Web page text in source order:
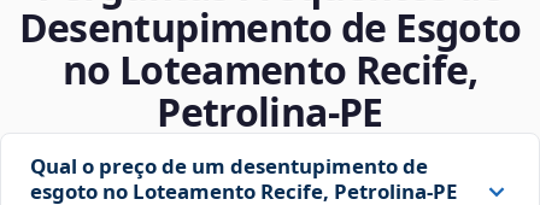
Desentupimento de Esgoto
no Loteamento Recife,
Petrolina‑PE
Qual o preço de um desentupimento de
esgoto no Loteamento Recife, Petrolina‑PE